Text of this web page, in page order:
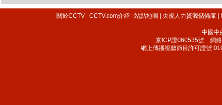
關於CCTV |CCTV.com介紹 |站點地圖 |央視人力資源儲備庫 |
中國中
京ICP證060535號 網絡
網上傳播視聽節目許可證號